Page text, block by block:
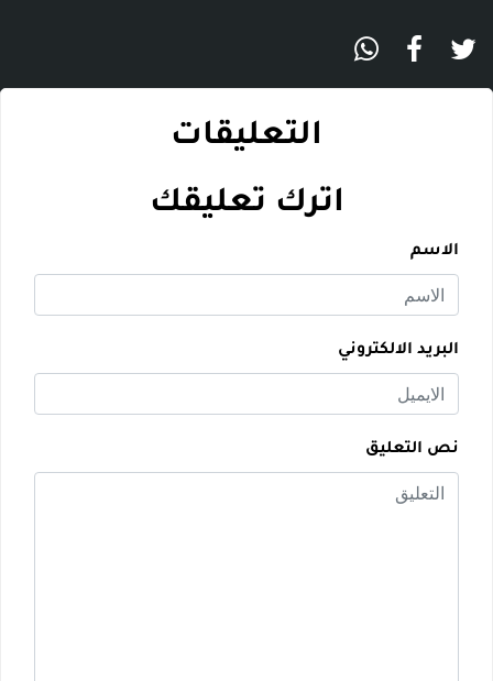
التعليقات
اترك تعليقك
الاسم
البريد الالكتروني
نص التعليق